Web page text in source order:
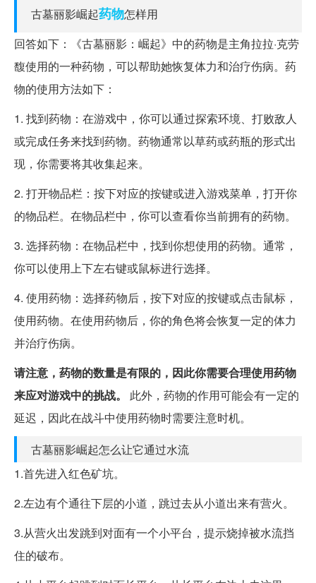
古墓丽影崛起药物怎样用
回答如下：《古墓丽影：崛起》中的药物是主角拉拉·克劳
馥使用的一种药物，可以帮助她恢复体力和治疗伤病。药
物的使用方法如下：
1. 找到药物：在游戏中，你可以通过探索环境、打败敌人
或完成任务来找到药物。药物通常以草药或药瓶的形式出
现，你需要将其收集起来。
2. 打开物品栏：按下对应的按键或进入游戏菜单，打开你
的物品栏。在物品栏中，你可以查看你当前拥有的药物。
3. 选择药物：在物品栏中，找到你想使用的药物。通常，
你可以使用上下左右键或鼠标进行选择。
4. 使用药物：选择药物后，按下对应的按键或点击鼠标，
使用药物。在使用药物后，你的角色将会恢复一定的体力
并治疗伤病。
请注意，药物的数量是有限的，因此你需要合理使用药物
来应对游戏中的挑战。
此外，药物的作用可能会有一定的
延迟，因此在战斗中使用药物时需要注意时机。
古墓丽影崛起怎么让它通过水流
1.首先进入红色矿坑。
2.左边有个通往下层的小道，跳过去从小道出来有营火。
3.从营火出发跳到对面有一个小平台，提示烧掉被水流挡
住的破布。